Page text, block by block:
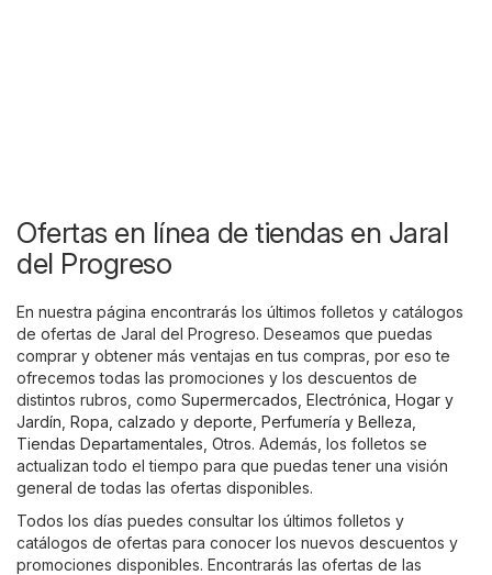
Ofertas en línea de tiendas en Jaral
del Progreso
En nuestra página encontrarás los últimos folletos y catálogos
de ofertas de Jaral del Progreso. Deseamos que puedas
comprar y obtener más ventajas en tus compras, por eso te
ofrecemos todas las promociones y los descuentos de
distintos rubros, como Supermercados Electrónica Hogar y
Jardín Ropa, calzado y deporte Perfumería y Belleza
Tiendas Departamentales Otros. Además, los folletos se
actualizan todo el tiempo para que puedas tener una visión
general de todas las ofertas disponibles.
Todos los días puedes consultar los últimos folletos y
catálogos de ofertas para conocer los nuevos descuentos y
promociones disponibles. Encontrarás las ofertas de las